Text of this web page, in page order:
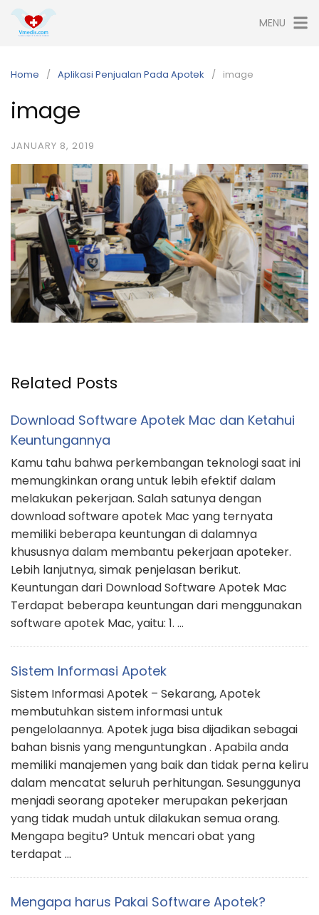
Skip
MENU
Home Aplikasi Penjualan Pada Apotek image
image
JANUARY 8, 2019
Related Posts
Download Software Apotek Mac dan Ketahui
Keuntungannya
Kamu tahu bahwa perkembangan teknologi saat ini
memungkinkan orang untuk lebih efektif dalam
melakukan pekerjaan. Salah satunya dengan
download software apotek Mac yang ternyata
memiliki beberapa keuntungan di dalamnya
khususnya dalam membantu pekerjaan apoteker.
Lebih lanjutnya, simak penjelasan berikut.
Keuntungan dari Download Software Apotek Mac
Terdapat beberapa keuntungan dari menggunakan
software apotek Mac, yaitu: 1. …
Sistem Informasi Apotek
Sistem Informasi Apotek – Sekarang, Apotek
membutuhkan sistem informasi untuk
pengelolaannya. Apotek juga bisa dijadikan sebagai
bahan bisnis yang menguntungkan . Apabila anda
memiliki manajemen yang baik dan tidak perna keliru
dalam mencatat seluruh perhitungan. Sesunggunya
menjadi seorang apoteker merupakan pekerjaan
yang tidak mudah untuk dilakukan semua orang.
Mengapa begitu? Untuk mencari obat yang
terdapat …
Mengapa harus Pakai Software Apotek?